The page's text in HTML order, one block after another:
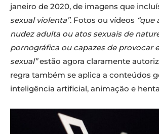
janeiro de 2020, de imagens que
sexual violenta”. Fotos ou vídeos “que
nudez adulta ou atos sexuais de
pornográfica ou capazes de provocar
sexual”estão agora claramente
regra também se aplica a conteúdos
inteligência artificial, animação e